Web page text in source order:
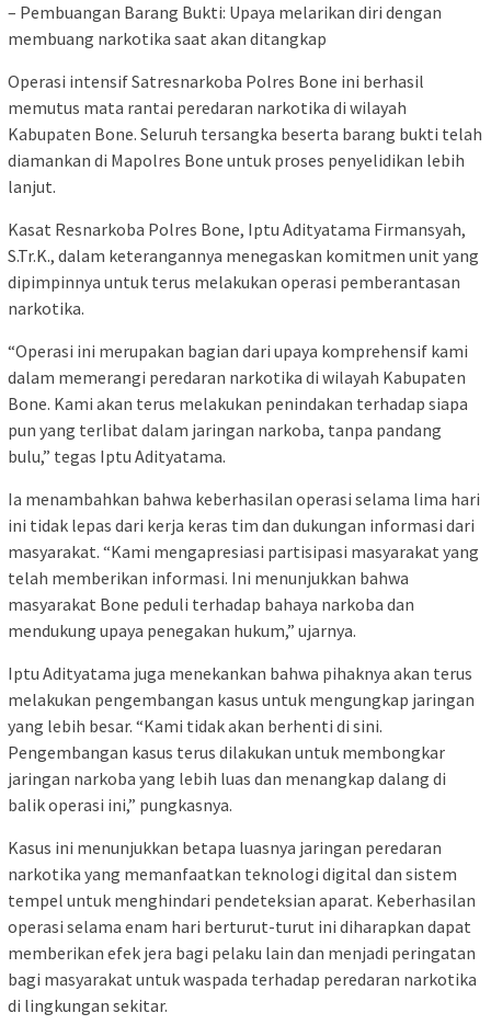
– Pembuangan Barang Bukti: Upaya melarikan diri dengan
membuang narkotika saat akan ditangkap
Operasi intensif Satresnarkoba Polres Bone ini berhasil
memutus mata rantai peredaran narkotika di wilayah
Kabupaten Bone. Seluruh tersangka beserta barang bukti telah
diamankan di Mapolres Bone untuk proses penyelidikan lebih
lanjut.
Kasat Resnarkoba Polres Bone, Iptu Adityatama Firmansyah,
S.Tr.K., dalam keterangannya menegaskan komitmen unit yang
dipimpinnya untuk terus melakukan operasi pemberantasan
narkotika.
“Operasi ini merupakan bagian dari upaya komprehensif kami
dalam memerangi peredaran narkotika di wilayah Kabupaten
Bone. Kami akan terus melakukan penindakan terhadap siapa
pun yang terlibat dalam jaringan narkoba, tanpa pandang
bulu,” tegas Iptu Adityatama.
Ia menambahkan bahwa keberhasilan operasi selama lima hari
ini tidak lepas dari kerja keras tim dan dukungan informasi dari
masyarakat. “Kami mengapresiasi partisipasi masyarakat yang
telah memberikan informasi. Ini menunjukkan bahwa
masyarakat Bone peduli terhadap bahaya narkoba dan
mendukung upaya penegakan hukum,” ujarnya.
Iptu Adityatama juga menekankan bahwa pihaknya akan terus
melakukan pengembangan kasus untuk mengungkap jaringan
yang lebih besar. “Kami tidak akan berhenti di sini.
Pengembangan kasus terus dilakukan untuk membongkar
jaringan narkoba yang lebih luas dan menangkap dalang di
balik operasi ini,” pungkasnya.
Kasus ini menunjukkan betapa luasnya jaringan peredaran
narkotika yang memanfaatkan teknologi digital dan sistem
tempel untuk menghindari pendeteksian aparat. Keberhasilan
operasi selama enam hari berturut-turut ini diharapkan dapat
memberikan efek jera bagi pelaku lain dan menjadi peringatan
bagi masyarakat untuk waspada terhadap peredaran narkotika
di lingkungan sekitar.